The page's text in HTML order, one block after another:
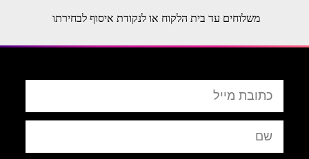
משלוחים עד בית הלקוח או לנקודת איסוף לבחירתו